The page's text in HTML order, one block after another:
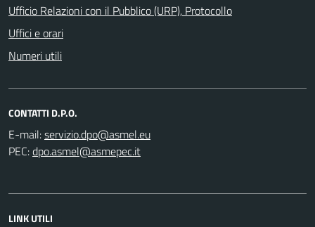
Ufficio Relazioni con il Pubblico (URP), Protocollo
Uffici e orari
Numeri utili
CONTATTI D.P.O.
E-mail:
PEC:
LINK UTILI